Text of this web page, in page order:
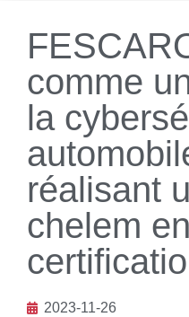
comme
la
réalisant
chelem
2023-11-26